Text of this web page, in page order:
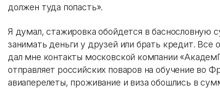
должен туда попасть».
Я думал, стажировка обойдется в баснословную
занимать деньги у друзей или брать кредит. Все
дал мне контакты московской компании
отправляет российских поваров на обучение во
авиаперелеты, проживание и виза обошлись в